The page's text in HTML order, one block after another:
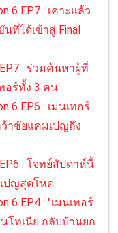
6 EP.7 : เคาะแล้ว
ที่ได้เข้าสู่ Final
: ร่วมค้นหาผู้ที่
ทอร์ทั้ง 3 คน
6 EP.6 : เมนเทอร์
าชัยแคมเปญถึง
: โจทย์สัปดาห์นี้
ปญสุดโหด
6 EP.4 : "เมนเทอร์
โทเนีย กลับบ้านยก